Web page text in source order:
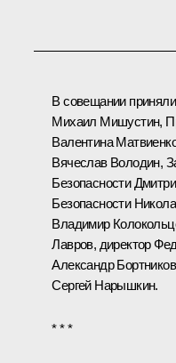
В совещании
Михаил Мишустин,
Валентина
Вячеслав Володин,
Безопасности
Безопасности
Владимир
Лавров, директор
Александр Бортников
Сергей Нарышкин.
* * *